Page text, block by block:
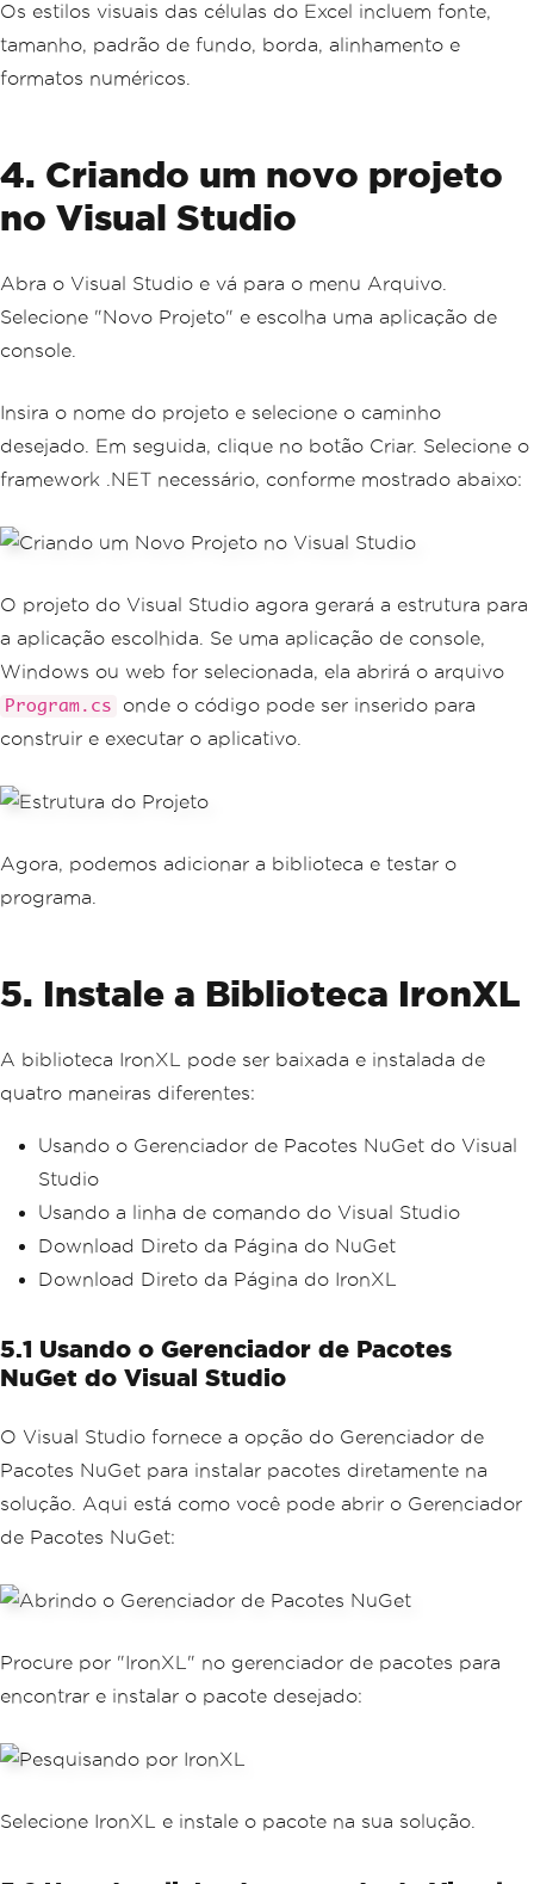
Os estilos visuais das células do Excel incluem fonte,
tamanho, padrão de fundo, borda, alinhamento e
formatos numéricos.
4. Criando um novo projeto
no Visual Studio
Abra o Visual Studio e vá para o menu Arquivo.
Selecione "Novo Projeto" e escolha uma aplicação de
console.
Insira o nome do projeto e selecione o caminho
desejado. Em seguida, clique no botão Criar. Selecione o
framework .NET necessário, conforme mostrado abaixo:
O projeto do Visual Studio agora gerará a estrutura para
a aplicação escolhida. Se uma aplicação de console,
Windows ou web for selecionada, ela abrirá o arquivo
Program.cs
onde o código pode ser inserido para
construir e executar o aplicativo.
Agora, podemos adicionar a biblioteca e testar o
programa.
5. Instale a Biblioteca IronXL
A biblioteca IronXL pode ser baixada e instalada de
quatro maneiras diferentes:
Usando o Gerenciador de Pacotes NuGet do Visual
Studio
Usando a linha de comando do Visual Studio
Download Direto da Página do NuGet
Download Direto da Página do IronXL
5.1 Usando o Gerenciador de Pacotes
NuGet do Visual Studio
O Visual Studio fornece a opção do Gerenciador de
Pacotes NuGet para instalar pacotes diretamente na
solução. Aqui está como você pode abrir o Gerenciador
de Pacotes NuGet:
Procure por "IronXL" no gerenciador de pacotes para
encontrar e instalar o pacote desejado:
Selecione IronXL e instale o pacote na sua solução.